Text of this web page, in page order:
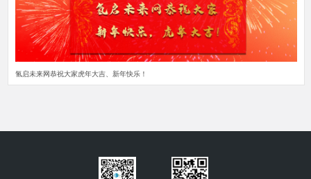
氢启未来网恭祝大家虎年大吉、新年快乐！